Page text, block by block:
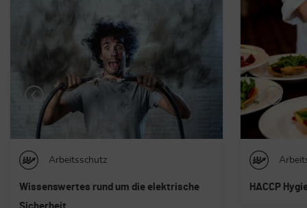
Arbeitsschutz
HACCP Hygienemanagement